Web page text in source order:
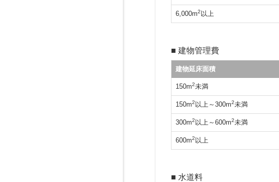
6,000m2以上
■ 建物管理費
建物延床面積
150m2未満
150m2以上～300m2未満
300m2以上～600m2未満
600m2以上
■ 水道料